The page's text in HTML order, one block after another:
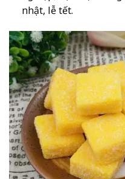
nhật, lễ tết.